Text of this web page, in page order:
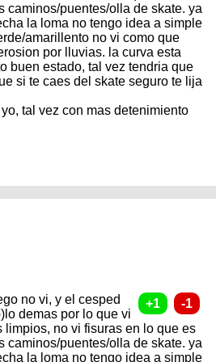
caminos/puentes/olla de skate. ya
la loma no tengo idea a simple
amarillento no vi como que
por lluvias. la curva esta
buen estado, tal vez tendria que
si te caes del skate seguro te lija
tal vez con mas detenimiento
no vi, y el cesped
demas por lo que vi
limpios, no vi fisuras en lo que es
caminos/puentes/olla de skate. ya
la loma no tengo idea a simple